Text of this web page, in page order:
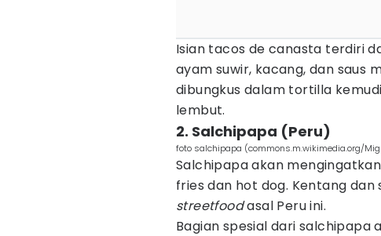
Isian tacos de canasta terdiri
ayam suwir, kacang, dan saus
dibungkus dalam tortilla
lembut.
2. Salchipapa (Peru)
foto salchipapa (commons.m.wikimedia.org/
Salchipapa akan
fries dan hot dog. Kentang
streetfoodasal Peru ini.
Bagian spesial dari salchipapa